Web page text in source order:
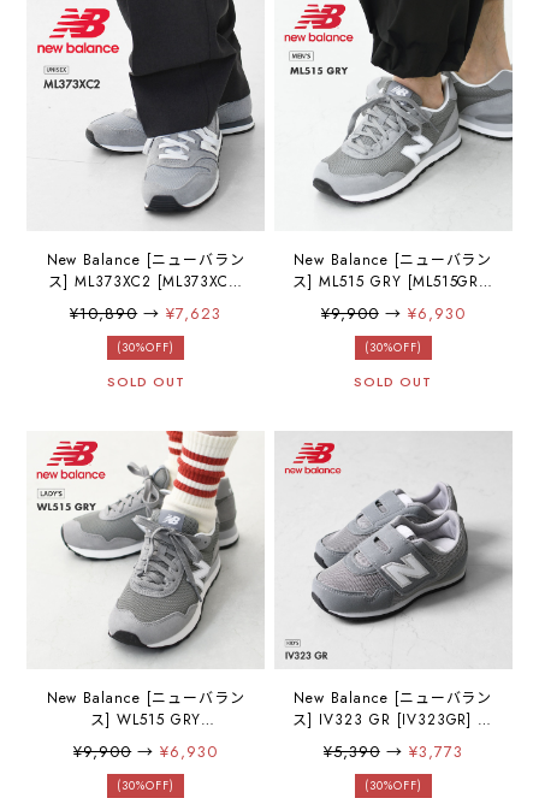
New Balance [ニューバラン
ス] ML373XC2 [ML373XC2]
スニーカー・ランニングシ
ューズ・ユニセックスシュ
ーズ・ランニング・トレー
[2025AW]
¥10,890→¥7,623
(30%OFF)
SOLD OUT
New Balance [ニューバラン
ス] ML515 GRY [ML515GRY]
スニーカー・ランニングシ
ューズ・ウォーキング・ア
ウトドア・キャンプ・
¥9,900→ ¥6,930
(30%OFF)
SOLD OUT
New Balance [ニューバラン
ス] WL515 GRY
[WL515GRY] スニーカー・
クラシック・おしゃれスニ
ーカー・LADY'S [2025AW]
¥9,900→¥6,930
(30%OFF)
New Balance [ニューバラン
ス] IV323 GR [IV323GR] キ
ッズスニーカー・子供用・
ギフト・プレゼントに・履
きやすい・おしゃれスニー
¥5,390→ ¥3,773
(30%OFF)